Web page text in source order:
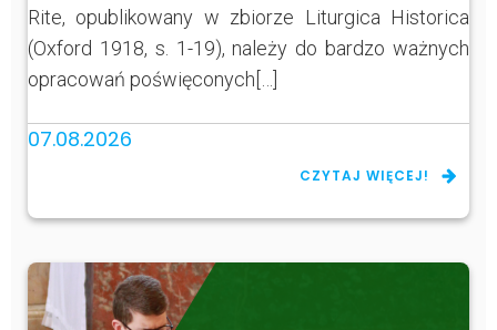
Rite, opublikowany w zbiorze Liturgica Historica
(Oxford 1918, s. 1-19), należy do bardzo ważnych
opracowań poświęconych[…]
07.08.2026
CZYTAJ WIĘCEJ!